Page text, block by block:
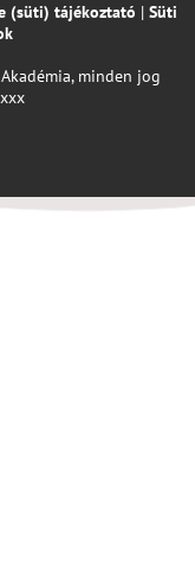
(süti) tájékoztató | Süti
minden jog